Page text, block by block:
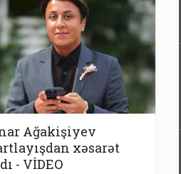
Ağakişiyev
xəsarət
- VİDEO